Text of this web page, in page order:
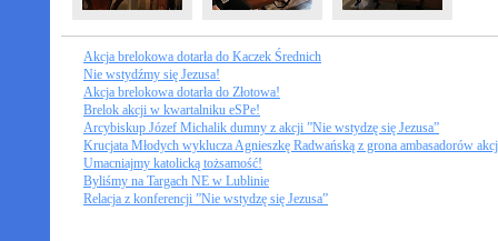
Akcja brelokowa dotarła do Kaczek Średnich
Nie wstydźmy się Jezusa!
Akcja brelokowa dotarła do Złotowa!
Brelok akcji w kwartalniku eSPe!
Arcybiskup Józef Michalik dumny z akcji ”Nie wstydzę się Jezusa”
Krucjata Młodych wyklucza Agnieszkę Radwańską z grona ambasadorów
Umacniajmy katolicką tożsamość!
Byliśmy na Targach NE w Lublinie
Relacja z konferencji ”Nie wstydzę się Jezusa”